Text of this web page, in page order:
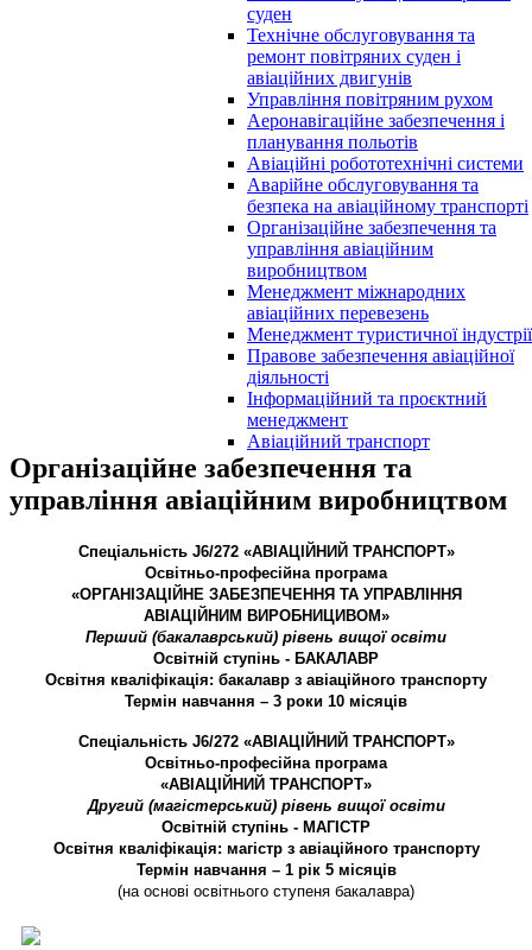
суден
Технічне обслуговування та
ремонт повітряних суден і
авіаційних двигунів
Управління повітряним рухом
Аеронавігаційне забезпечення і
планування польотів
Авіаційні робототехнічні системи
Аварійне обслуговування та
безпека на авіаційному транспорті
Організаційне забезпечення та
управління авіаційним
виробництвом
Менеджмент міжнародних
авіаційних перевезень
Менеджмент туристичної індустрії
Правове забезпечення авіаційної
діяльності
Інформаційний та проєктний
менеджмент
Авіаційний транспорт
Організаційне забезпечення та
управління авіаційним виробництвом
Спеціальність J6/272 «АВІАЦІЙНИЙ ТРАНСПОРТ»
Освітньо-професійна програма
«ОРГАНІЗАЦІЙНЕ ЗАБЕЗПЕЧЕННЯ ТА УПРАВЛІННЯ
АВІАЦІЙНИМ ВИРОБНИЦИВОМ»
Перший (бакалаврський) рівень вищої освіти
Освітній ступінь - БАКАЛАВР
Освітня кваліфікація: бакалавр з авіаційного транспорту
Термін навчання – 3 роки 10 місяців
Спеціальність J6/272 «АВІАЦІЙНИЙ ТРАНСПОРТ»
Освітньо-професійна програма
«АВІАЦІЙНИЙ ТРАНСПОРТ»
Другий (магістерський) рівень вищої освіти
Освітній ступінь - МАГІСТР
Освітня кваліфікація: магістр з авіаційного транспорту
Термін навчання – 1 рік 5 місяців
(на основі освітнього ступеня бакалавра)